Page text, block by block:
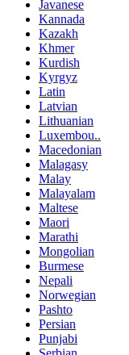
Javanese
Kannada
Kazakh
Khmer
Kurdish
Kyrgyz
Latin
Latvian
Lithuanian
Luxembou..
Macedonian
Malagasy
Malay
Malayalam
Maltese
Maori
Marathi
Mongolian
Burmese
Nepali
Norwegian
Pashto
Persian
Punjabi